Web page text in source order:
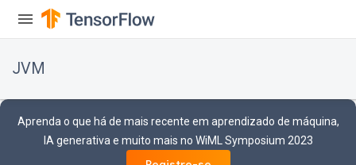
JVM
Aprenda o que há de mais recente em aprendizado de máquina,
IA generativa e muito mais no WiML Symposium 2023